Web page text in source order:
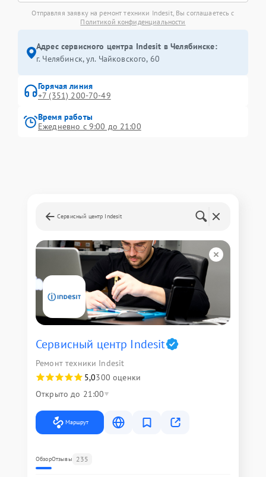
Отправляя заявку на ремонт техники Indesit, Вы соглашаетесь с
Политикой конфиденциальности
Адрес сервисного центра Indesit в Челябинске:
г. Челябинск, ул. Чайковского, 60
Горячая линия
+7 (351) 200-70-49
Время работы
Ежедневно с 9:00 до 21:00
Сервисный центр Indesit
Сервисный центр Indesit
Ремонт техники Indesit
5,0300 оценки
Открыто до 21:00
Маршрут
ОбзорОтзывы 235